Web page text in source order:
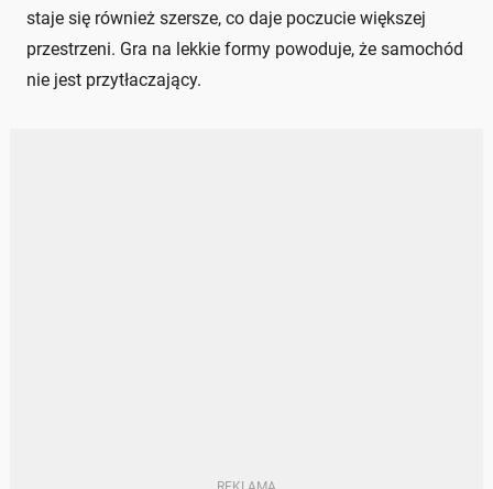
staje się również szersze, co daje poczucie większej
przestrzeni. Gra na lekkie formy powoduje, że samochód
nie jest przytłaczający.